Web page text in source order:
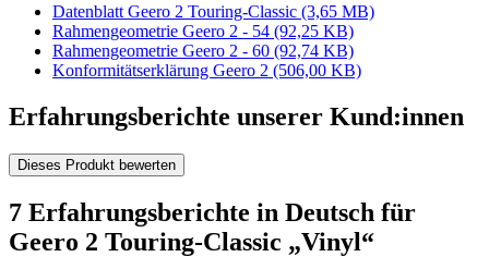
Datenblatt Geero 2 Touring-Classic (3,65 MB)
Rahmengeometrie Geero 2 - 54 (92,25 KB)
Rahmengeometrie Geero 2 - 60 (92,74 KB)
Konformitätserklärung Geero 2 (506,00 KB)
Erfahrungsberichte unserer Kund:innen
Dieses Produkt bewerten
7 Erfahrungsberichte in Deutsch für
Geero 2 Touring-Classic „Vinyl“